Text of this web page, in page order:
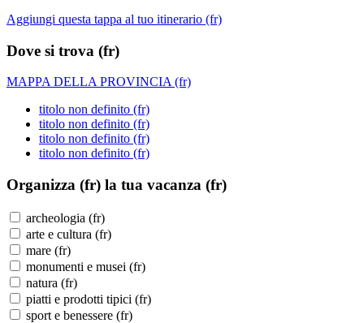
Aggiungi questa tappa al tuo itinerario (fr)
Dove si trova (fr)
MAPPA DELLA PROVINCIA (fr)
titolo non definito (fr)
titolo non definito (fr)
titolo non definito (fr)
titolo non definito (fr)
Organizza (fr) la tua vacanza (fr)
archeologia (fr)
arte e cultura (fr)
mare (fr)
monumenti e musei (fr)
natura (fr)
piatti e prodotti tipici (fr)
sport e benessere (fr)